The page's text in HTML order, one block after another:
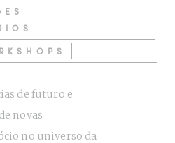
de futuro e
novas
no universo da